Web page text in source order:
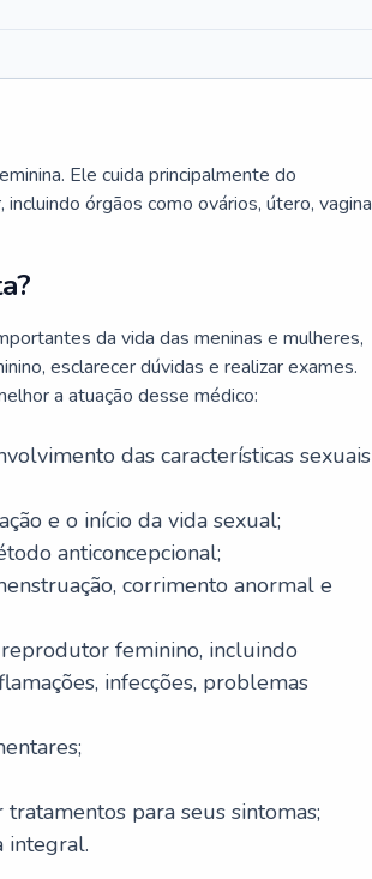
Ele cuida principalmente do
órgãos como ovários, útero, vagina
da vida das meninas e mulheres,
esclarecer dúvidas e realizar exames.
a atuação desse médico:
das características sexuais
e o início da vida sexual;
anticoncepcional;
corrimento anormal e
feminino, incluindo
infecções, problemas
para seus sintomas;
integral.